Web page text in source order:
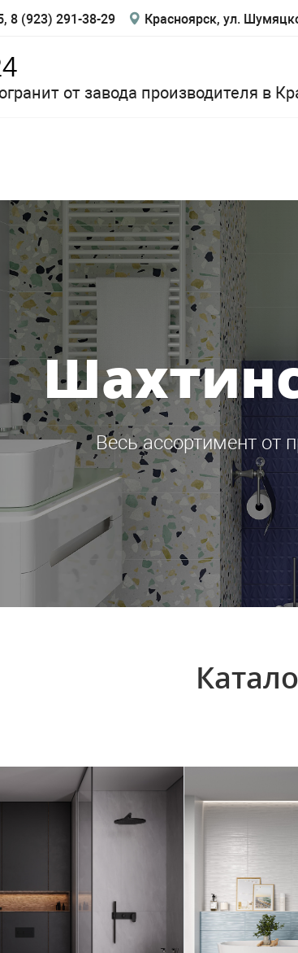
8 (923) 291-38-29 Красноярск, ул.
от завода производителя в
Весь ассортимент от